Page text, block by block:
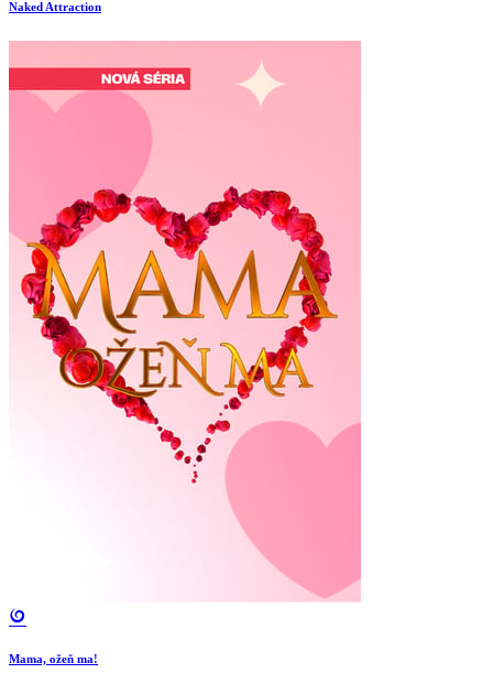
Naked Attraction
Mama, ožeň ma!